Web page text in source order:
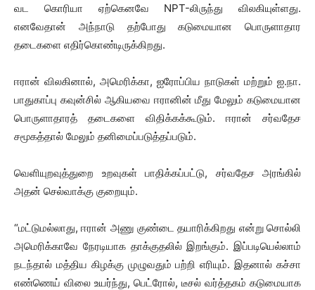
வட கொரியா ஏற்கெனவே NPT-லிருந்து விலகியுள்ளது.
எனவேதான் அந்நாடு தற்போது கடுமையான பொருளாதார
தடைகளை எதிர்கொண்டிருக்கிறது.
ஈரான் விலகினால், அமெரிக்கா, ஐரோப்பிய நாடுகள் மற்றும் ஐ.நா.
பாதுகாப்பு கவுன்சில் ஆகியவை ஈரானின் மீது மேலும் கடுமையான
பொருளாதாரத் தடைகளை விதிக்கக்கூடும். ஈரான் சர்வதேச
சமூகத்தால் மேலும் தனிமைப்படுத்தப்படும்.
வெளியுறவுத்துறை உறவுகள் பாதிக்கப்பட்டு, சர்வதேச அரங்கில்
அதன் செல்வாக்கு குறையும்.
“மட்டுமல்லாது, ஈரான் அணு குண்டை தயாரிக்கிறது என்று சொல்லி
அமெரிக்காவே நேரடியாக தாக்குதலில் இறங்கும். இப்படியெல்லாம்
நடந்தால் மத்திய கிழக்கு முழுவதும் பற்றி எரியும். இதனால் கச்சா
எண்ணெய் விலை உயர்ந்து, பெட்ரோல், டீசல் வர்த்தகம் கடுமையாக